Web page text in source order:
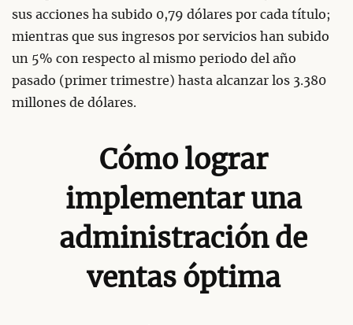
sus acciones ha subido 0,79 dólares por cada título;
mientras que sus ingresos por servicios han subido
un 5% con respecto al mismo periodo del año
pasado (primer trimestre) hasta alcanzar los 3.380
millones de dólares.
Cómo lograr
implementar una
administración de
ventas óptima